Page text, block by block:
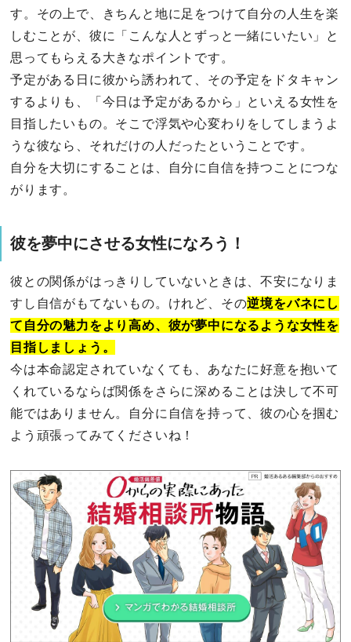
す。その上で、きちんと地に足をつけて自分の人生を楽
しむことが、彼に「こんな人とずっと一緒にいたい」と
思ってもらえる大きなポイントです。
予定がある日に彼から誘われて、その予定をドタキャン
するよりも、「今日は予定があるから」といえる女性を
目指したいもの。そこで浮気や心変わりをしてしまうよ
うな彼なら、それだけの人だったということです。
自分を大切にすることは、自分に自信を持つことにつな
がります。
彼を夢中にさせる女性になろう！
彼との関係がはっきりしていないときは、不安になりま
すし自信がもてないもの。けれど、その逆境をバネにし
て自分の魅力をより高め、彼が夢中になるような女性を
目指しましょう。
今は本命認定されていなくても、あなたに好意を抱いて
くれているならば関係をさらに深めることは決して不可
能ではありません。自分に自信を持って、彼の心を掴む
よう頑張ってみてくださいね！